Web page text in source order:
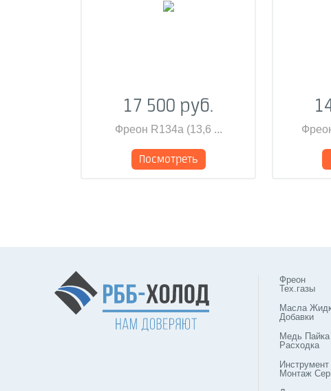
17 500 руб.
Фреон R134a (13,6 ...
Посмотреть
Фреон
Тех.газы
Масла
Добавки
Медь Пайка
Расходка
Инструмент
Монтаж